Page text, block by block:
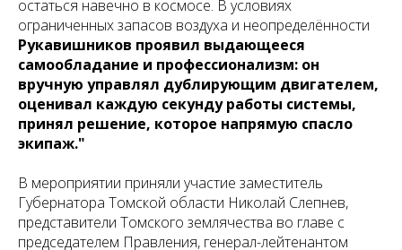
остаться навечно в космосе. В условиях
ограниченных запасов воздуха и неопределённости
Рукавишников проявил выдающееся
самообладание и профессионализм: он
вручную управлял дублирующим двигателем,
оценивал каждую секунду работы системы,
принял решение, которое напрямую спасло
экипаж."
В мероприятии приняли участие заместитель
Губернатора Томской области Николай Слепнев,
представители Томского землячества во главе с
председателем Правления, генерал-лейтенантом